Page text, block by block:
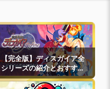
【完全版】ディスガイア全
シリーズの紹介とおすすめ
作品紹介